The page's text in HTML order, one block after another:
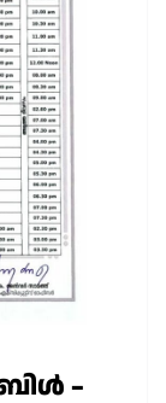
–